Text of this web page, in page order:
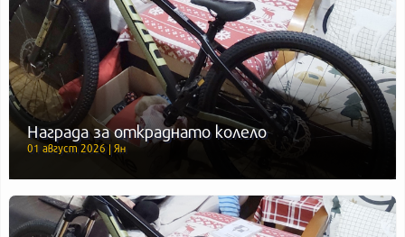
Награда за откраднато колело
01 август 2026 | Ян